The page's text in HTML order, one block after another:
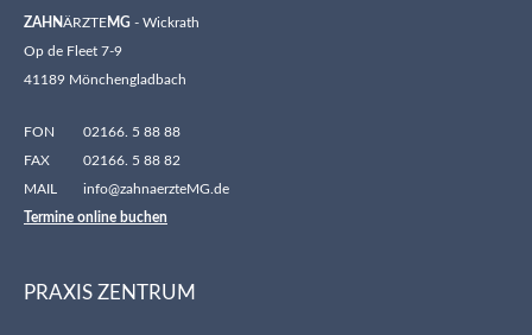
ZAHNÄRZTEMG - Wickrath
Op de Fleet 7-9
41189 Mönchengladbach
FON
02166. 5 88 88
FAX
02166. 5 88 82
MAIL
info@zahnaerzteMG.de
Termine online buchen
PRAXIS ZENTRUM